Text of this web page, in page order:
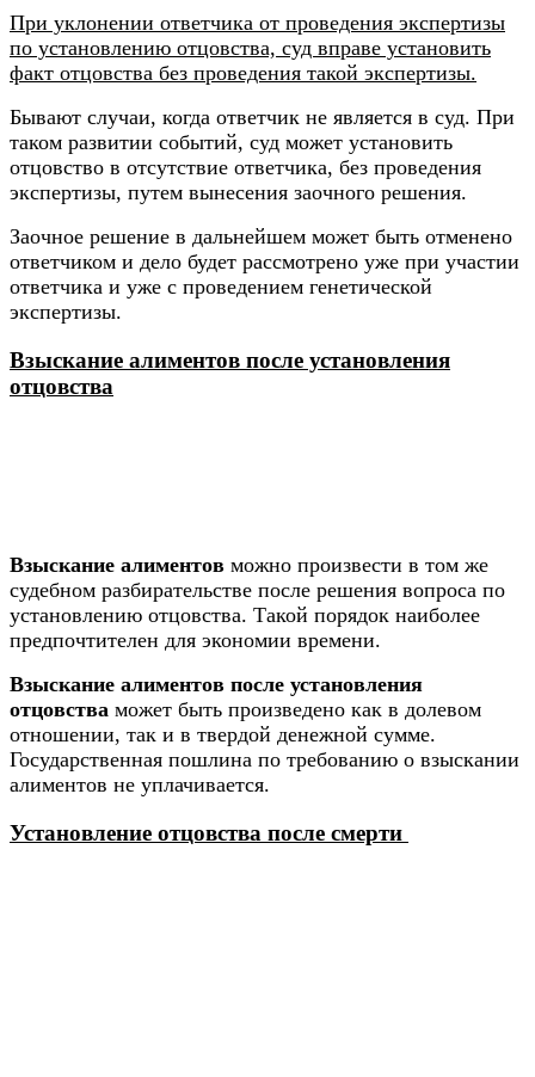
При уклонении ответчика от проведения экспертизы
по установлению отцовства, суд вправе установить
факт отцовства без проведения такой экспертизы.
Бывают случаи, когда ответчик не является в суд. При
таком развитии событий, суд может установить
отцовство в отсутствие ответчика, без проведения
экспертизы, путем вынесения заочного решения.
Заочное решение в дальнейшем может быть отменено
ответчиком и дело будет рассмотрено уже при участии
ответчика и уже с проведением генетической
экспертизы.
Взыскание алиментов после установления
отцовства
Взыскание алиментов можно произвести в том же
судебном разбирательстве после решения вопроса по
установлению отцовства. Такой порядок наиболее
предпочтителен для экономии времени.
Взыскание алиментов после установления
отцовства может быть произведено как в долевом
отношении, так и в твердой денежной сумме.
Государственная пошлина по требованию о взыскании
алиментов не уплачивается.
Установление отцовства после смерти